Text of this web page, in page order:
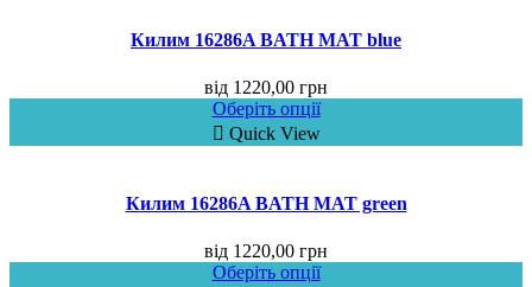
Килим 16286A BATH MAT blue
від 1220,00 грн
Оберіть опції
Quick View
Килим 16286A BATH MAT green
від 1220,00 грн
Оберіть опції